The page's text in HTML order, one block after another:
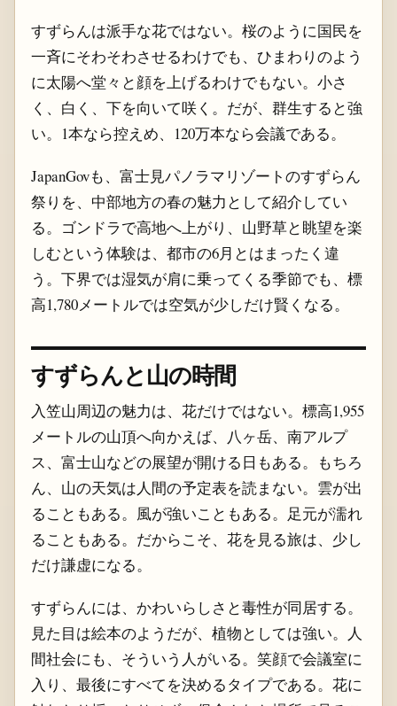
すずらんは派手な花ではない。桜のように国民を
一斉にそわそわさせるわけでも、ひまわりのよう
に太陽へ堂々と顔を上げるわけでもない。小さ
く、白く、下を向いて咲く。だが、群生すると強
い。1本なら控えめ、120万本なら会議である。
JapanGovも、富士見パノラマリゾートのすずらん
祭りを、中部地方の春の魅力として紹介してい
る。ゴンドラで高地へ上がり、山野草と眺望を楽
しむという体験は、都市の6月とはまったく違
う。下界では湿気が肩に乗ってくる季節でも、標
高1,780メートルでは空気が少しだけ賢くなる。
すずらんと山の時間
入笠山周辺の魅力は、花だけではない。標高1,955
メートルの山頂へ向かえば、八ヶ岳、南アルプ
ス、富士山などの展望が開ける日もある。もちろ
ん、山の天気は人間の予定表を読まない。雲が出
ることもある。風が強いこともある。足元が濡れ
ることもある。だからこそ、花を見る旅は、少し
だけ謙虚になる。
すずらんには、かわいらしさと毒性が同居する。
見た目は絵本のようだが、植物としては強い。人
間社会にも、そういう人がいる。笑顔で会議室に
入り、最後にすべてを決めるタイプである。花に